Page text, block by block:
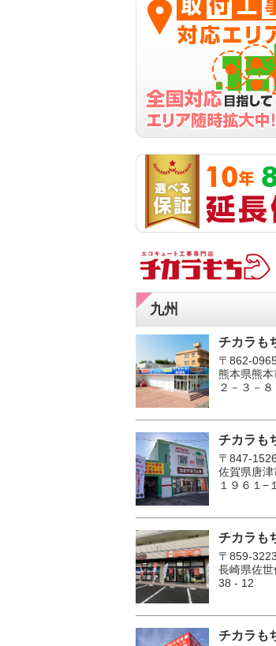
九州
チカラも
〒862-
熊本県熊
２－３－８
チカラも
〒847-1526
佐賀県唐
１９６１−
チカラも
〒859-3223
長崎県佐世
38 - 12
チカラも